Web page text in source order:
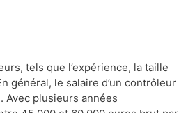
tels que l’expérience, la taille
général, le salaire d’un contrôleur
plusieurs années